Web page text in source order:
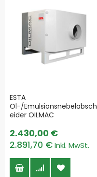
ESTA
Öl-/Emulsionsnebelabsch
eider OILMAC
2.891,70 €
2.430,00 €